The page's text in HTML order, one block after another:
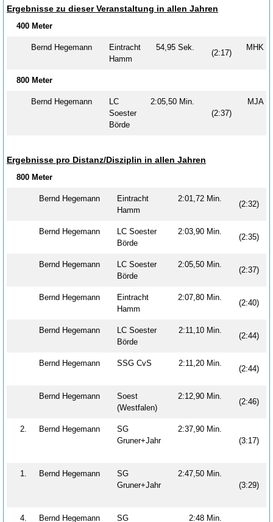
Ergebnisse zu dieser Veranstaltung in allen Jahren
400 Meter
Bernd Hegemann
Eintracht
Hamm
54,95 Sek.
(2:17)
MHK
800 Meter
Bernd Hegemann
LC
Soester
Börde
2:05,50 Min.
(2:37)
MJA
Ergebnisse pro Distanz/Disziplin in allen Jahren
800 Meter
Bernd Hegemann
Eintracht
Hamm
2:01,72 Min.
(2:32)
Bernd Hegemann
LC Soester
Börde
2:03,90 Min.
(2:35)
Bernd Hegemann
LC Soester
Börde
2:05,50 Min.
(2:37)
Bernd Hegemann
Eintracht
Hamm
2:07,80 Min.
(2:40)
Bernd Hegemann
LC Soester
Börde
2:11,10 Min.
(2:44)
Bernd Hegemann SSG CvS 2:11,20 Min.
(2:44)
Bernd Hegemann
Soest
(Westfalen)
2:12,90 Min.
(2:46)
2. Bernd Hegemann
SG
Gruner+Jahr
2:37,90 Min.
(3:17)
1. Bernd Hegemann
SG
Gruner+Jahr
2:47,50 Min.
(3:29)
4. Bernd Hegemann SG 2:48 Min.